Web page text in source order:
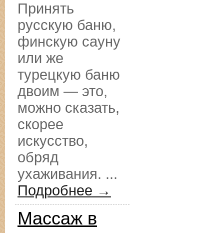
Принять
русскую баню,
финскую сауну
или же
турецкую баню
двоим — это,
можно сказать,
скорее
искусство,
обряд
ухаживания. ...
Подробнее →
Массаж в